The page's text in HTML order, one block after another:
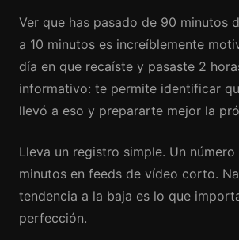
Ver que has pasado de 90 minutos
a 10 minutos es increíblemente
día en que recaíste y pasaste 2
informativo: te permite identificar
llevó a eso y prepararte mejor la
Lleva un registro simple. Un
minutos en feeds de vídeo corto.
tendencia a la baja es lo que
perfección.